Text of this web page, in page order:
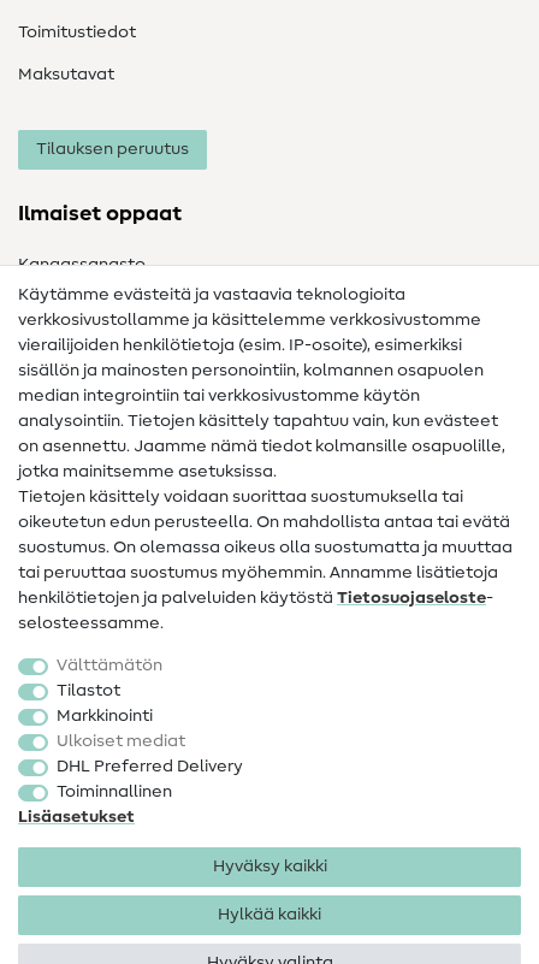
Toimitustiedot
Maksutavat
Tilauksen peruutus
Ilmaiset oppaat
Kangassanasto
Ompelusanasto
Ompeluohjeet
Apua ja yhteystiedot
Yhteystiedot
Tietoa omistajanvaihdoksesta
Peruutusoikeus
Suosittu
Kankaat
Ompelutarvikkeet
Ale
Käytämme evästeitä ja vastaavia teknologioita
verkkosivustollamme ja käsittelemme verkkosivustomme
vierailijoiden henkilötietoja (esim. IP-osoite), esimerkiksi
sisällön ja mainosten personointiin, kolmannen osapuolen
median integrointiin tai verkkosivustomme käytön
analysointiin. Tietojen käsittely tapahtuu vain, kun evästeet
on asennettu. Jaamme nämä tiedot kolmansille osapuolille,
jotka mainitsemme asetuksissa.
Tietojen käsittely voidaan suorittaa suostumuksella tai
oikeutetun edun perusteella. On mahdollista antaa tai evätä
suostumus. On olemassa oikeus olla suostumatta ja muuttaa
tai peruuttaa suostumus myöhemmin. Annamme lisätietoja
henkilötietojen ja palveluiden käytöstä Tietosuojaseloste-
selosteessamme.
Välttämätön
Tilastot
Markkinointi
Ulkoiset mediat
DHL Preferred Delivery
Toiminnallinen
Lisäasetukset
Hyväksy kaikki
Hylkää kaikki
Tietosuoja
Käyttöehdot
Peruutusoikeus